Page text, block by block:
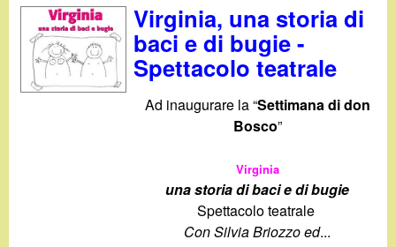
Virginia, una storia di
baci e di bugie -
Spettacolo teatrale
Ad inaugurare la “Settimana di don
Bosco”
Virginia
una storia di baci e di bugie
Spettacolo teatrale
Con Silvia Briozzo ed...